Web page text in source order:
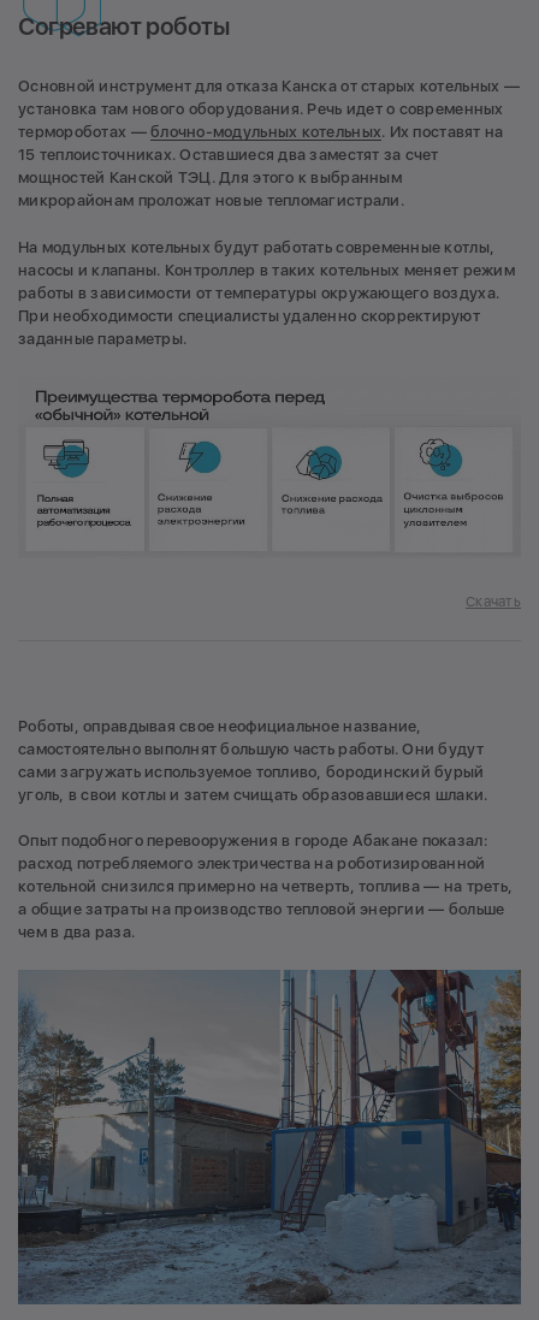
Согревают роботы
Основной инструмент для отказа Канска от старых котельных —
установка там нового оборудования. Речь идет о современных
термороботах —блочно-модульных котельных. Их поставят на
15 теплоисточниках. Оставшиеся два заместят за счет
мощностей Канской ТЭЦ. Для этого к выбранным
микрорайонам проложат новые тепломагистрали.
На модульных котельных будут работать современные котлы,
насосы и клапаны. Контроллер в таких котельных меняет режим
работы в зависимости от температуры окружающего воздуха.
При необходимости специалисты удаленно скорректируют
заданные параметры.
Скачать
Роботы, оправдывая свое неофициальное название,
самостоятельно выполнят большую часть работы. Они будут
сами загружать используемое топливо, бородинский бурый
уголь, в свои котлы и затем счищать образовавшиеся шлаки.
Опыт подобного перевооружения в городе Абакане показал:
расход потребляемого электричества на роботизированной
котельной снизился примерно на четверть, топлива — на треть,
а общие затраты на производство тепловой энергии — больше
чем в два раза.